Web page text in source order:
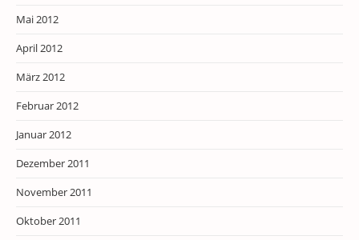
Mai 2012
April 2012
März 2012
Februar 2012
Januar 2012
Dezember 2011
November 2011
Oktober 2011